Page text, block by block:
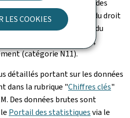
LES COOKIES
immobilier (catégorie C), des
F16), des métiers du droit
du personnel de conduite du
métiers du magasinage,
(catégorie N11).
détaillés portant sur les données
dans la rubrique "Chiffres clés"
Des données brutes sont
Portail des statistiquesvia le